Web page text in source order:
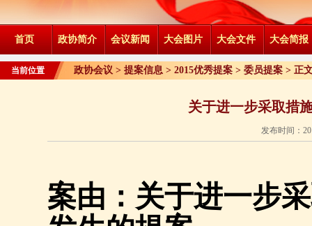
首页 政协简介 会议新闻 大会图片 大会文件 大会简报
当前位置 政协会议 > 提案信息 > 2015优秀提案 > 委员提案 > 正
关于进一步采取措
发布时间：
案由：关于进一步